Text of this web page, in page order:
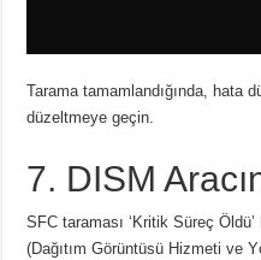
Tarama tamamlandığında, hata
düzeltmeye geçin.
7. DISM
SFC taraması ‘Kritik Süreç
(Dağıtım Görüntüsü Hizmeti ve